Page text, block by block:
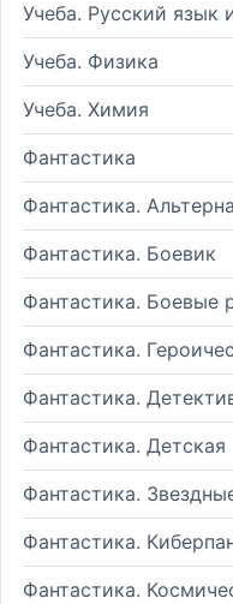
Учеба. Русский язык
Учеба. Физика
Учеба. Химия
Фантастика
Фантастика.
Фантастика. Боевик
Фантастика. Боевые
Фантастика.
Фантастика.
Фантастика. Детская
Фантастика.
Фантастика.
Фантастика.